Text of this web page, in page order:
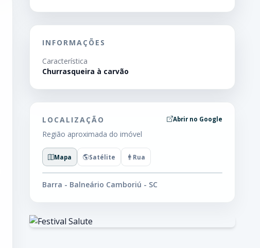
INFORMAÇÕES
Característica
Churrasqueira à carvão
LOCALIZAÇÃO
Região aproximada do imóvel
Abrir no Google
Mapa Satélite Rua
Barra - Balneário Camboriú - SC